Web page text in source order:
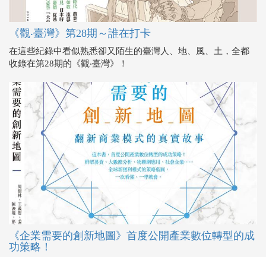
《觀‧臺灣》第28期～誰在打卡
在這些紀錄中看似熟悉卻又陌生的臺灣人、地、風、土，全都
收錄在第28期的《觀‧臺灣》！
《企業需要的創新地圖》首度公開產業數位轉型的成
功策略！